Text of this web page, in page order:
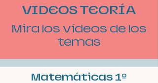
VIDEOS TEORÍA
Mira los vídeos de los
temas
Matemáticas 1º